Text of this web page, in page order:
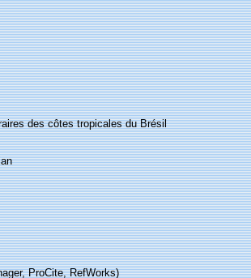
des côtes tropicales du Brésil
ProCite, RefWorks)